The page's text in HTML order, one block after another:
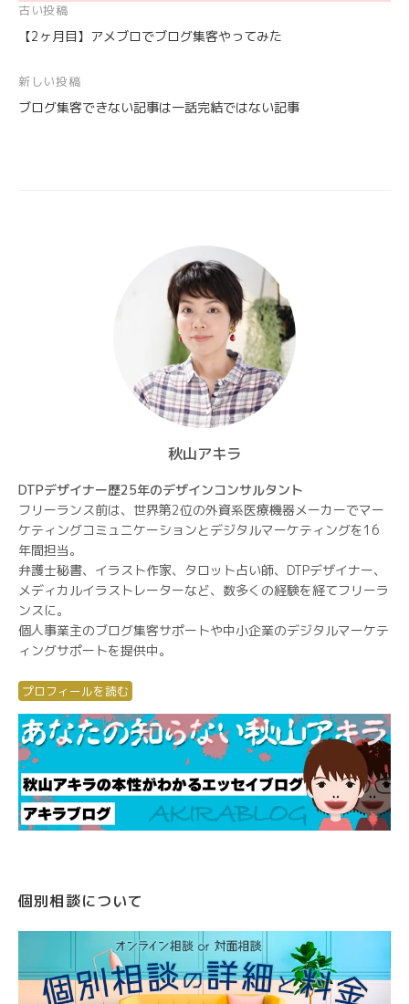
投
稿
ナ
ビ
古い投稿
【2ヶ月目】アメブロでブログ集客やってみた
新しい投稿
ブログ集客できない記事は一話完結ではない記事
秋山アキラ
DTPデザイナー歴25年のデザインコンサルタント
フリーランス前は、世界第2位の外資系医療機器メーカーでマー
ケティングコミュニケーションとデジタルマーケティングを16
年間担当。
弁護士秘書、イラスト作家、タロット占い師、DTPデザイナー、
メディカルイラストレーターなど、数多くの経験を経てフリーラ
ンスに。
個人事業主のブログ集客サポートや中小企業のデジタルマーケテ
ィングサポートを提供中。
プロフィールを読む
個別相談について